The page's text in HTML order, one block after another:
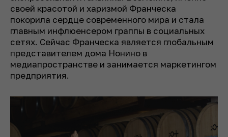
своей красотой и харизмой Франческа
покорила сердце современного мира и стала
главным инфлюенсером граппы в социальных
сетях. Сейчас Франческа является глобальным
представителем дома Нонино в
медиапространстве и занимается маркетингом
предприятия.